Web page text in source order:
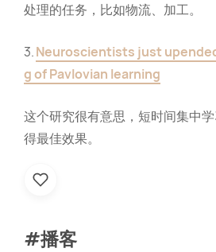
处理的任务，比如物流、加工。
3.Neuroscientists just
g of Pavlovian learning
这个研究很有意思，短时间集中
得最佳效果。
#播客